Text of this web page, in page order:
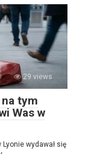
29 views
tym
Was w
wydawał się